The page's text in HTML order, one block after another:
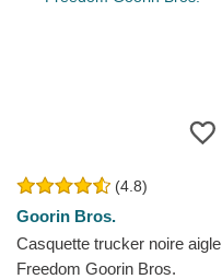
(4.8)
Goorin Bros.
Casquette trucker noire aigle
Freedom Goorin Bros.